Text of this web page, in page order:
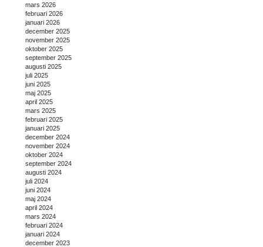
mars 2026
februari 2026
januari 2026
december 2025
november 2025
oktober 2025
september 2025
augusti 2025
juli 2025
juni 2025
maj 2025
april 2025
mars 2025
februari 2025
januari 2025
december 2024
november 2024
oktober 2024
september 2024
augusti 2024
juli 2024
juni 2024
maj 2024
april 2024
mars 2024
februari 2024
januari 2024
december 2023